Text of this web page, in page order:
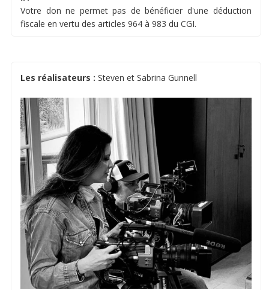
Votre don ne permet pas de bénéficier d'une déduction
fiscale en vertu des articles 964 à 983 du CGI.
Les réalisateurs : Steven et Sabrina Gunnell